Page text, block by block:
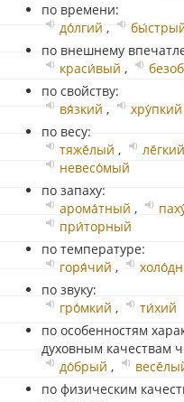
по времени:
до́лгий ,
по внешнему
краси́вый ,
по свойству:
вя́зкий , хру́пкий
по весу:
тяжё́лый , лё́гкий
невесо́мый
по запаху:
арома́тный ,
при́торный
по температуре:
горя́чий ,
по звуку:
гро́мкий ,
ти́хий
по особенностям
духовным качествам
до́брый ,
по физическим